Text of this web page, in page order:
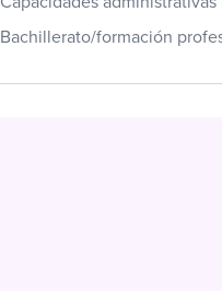
Bachillerato/formación